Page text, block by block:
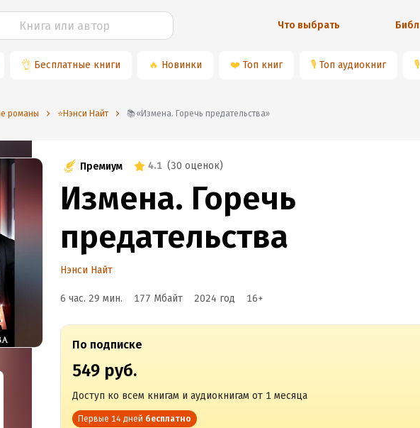
Что выбрать
👌 Бесплатные книги 🔥 Новинки ❤️ Топ книг 🎙 Топ аудиокниг 🎙
романы ⭐️Нэнси Найт 📚«Измена. Горечь предательства»
Премиум 4.1 (30 оценок)
Измена. Горечь
предательства
Нэнси Найт
6 час. 29 мин. 177 Мбайт 2024 год 16+
По подписке
549 руб.
Доступ ко всем книгам и аудиокнигам от 1 месяца
Первые 14 дней бесплатно